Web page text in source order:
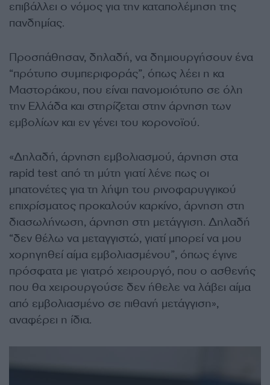
επιβάλλει ο νόμος για την καταπολέμηση της
πανδημίας.
Προσπάθησαν, δηλαδή, να δημιουργήσουν ένα
“πρότυπο συμπεριφοράς”, όπως λέει η κα
Μαστοράκου, που είναι πανομοιότυπο σε όλη
την Ελλάδα και στηρίζεται στην άρνηση των
εμβολίων και εν γένει του κορονοϊού.
«Δηλαδή, άρνηση εμβολιασμού, άρνηση στα
rapid test από τη μύτη γιατί λένε πως οι
μπατονέτες για τη λήψη του ρινοφαρυγγικού
επιχρίσματος προκαλούν καρκίνο, άρνηση στη
διασωλήνωση, άρνηση στη μετάγγιση. Δηλαδή
“δεν θέλω να μεταγγιστώ, γιατί μπορεί να μου
χορηγηθεί αίμα εμβολιασμένου”, όπως έγινε
πρόσφατα με γιατρό χειρουργό, που ο ασθενής
που θα χειρουργούσε δεν ήθελε να λάβει αίμα
από εμβολιασμένο σε πιθανή μετάγγιση»,
αναφέρει η ίδια.